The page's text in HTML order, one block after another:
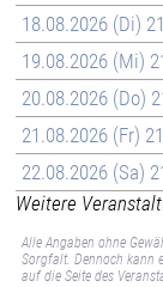
18.08.2026 (Di)
19.08.2026 (Mi)
20.08.2026 (Do)
21.08.2026 (Fr)
22.08.2026 (Sa)
Weitere
Alle Angaben ohne
Sorgfalt. Dennoch kann
auf die Seite des